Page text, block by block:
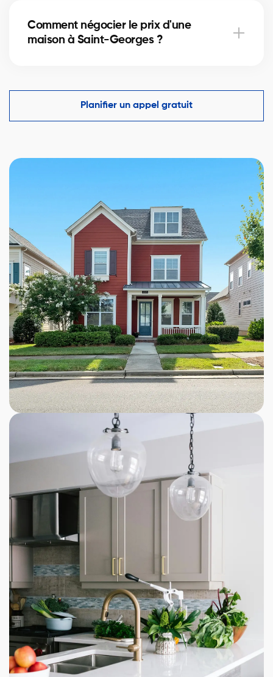
locatifs. Ils vous aident à financer votre projet
immobilier et optimiser votre mise de fonds.
Comment négocier le prix d'une
maison à Saint-Georges ?
comparables du marché à Saint-Georges et vous
aide à faire une offre compétitive tout en protégeant
vos intérêts.
Planifier un appel gratuit